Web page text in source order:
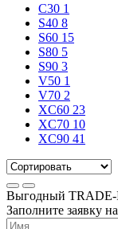
C30 1
S40 8
S60 15
S80 5
S90 3
V50 1
V70 2
XC60 23
XC70 10
XC90 41
Выгодный
Заполните заявку